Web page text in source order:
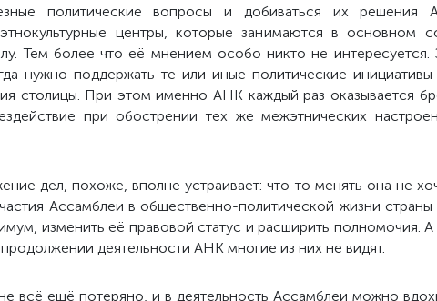
политические вопросы и добиваться их решения
центры, которые занимаются в основном
Тем более что её мнением особо никто не
нужно поддержать те или иные политические
столицы. При этом именно АНК каждый раз оказывается
при обострении тех же межэтнических
дел, похоже, вполне устраивает: что-то менять она не
Ассамблеи в общественно-политической жизни
изменить её правовой статус и расширить полномочия.
деятельности АНК многие из них не видят.
всё ещё потеряно, и в деятельность Ассамблеи можно